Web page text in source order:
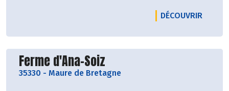
DÉCOUVRIR
Découvrir le producteur
Ferme d'Ana-Soiz
35330 - Maure de Bretagne